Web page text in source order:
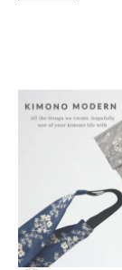
タイプから探す
商品タイプ
在庫有 アー
着物
襦袢